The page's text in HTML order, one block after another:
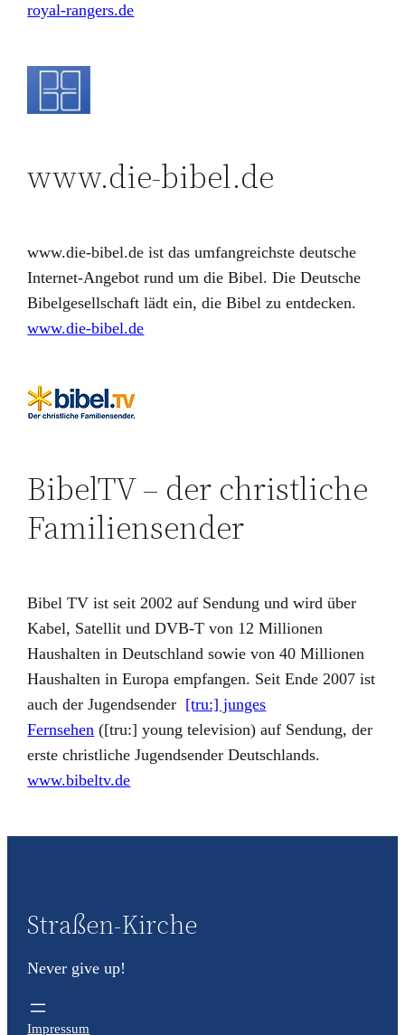
royal-rangers.de
www.die-bibel.de
www.die-bibel.de ist das umfangreichste deutsche
Internet-Angebot rund um die Bibel. Die Deutsche
Bibelgesellschaft lädt ein, die Bibel zu entdecken.
www.die-bibel.de
BibelTV – der christliche
Familiensender
Bibel TV ist seit 2002 auf Sendung und wird über
Kabel, Satellit und DVB-T von 12 Millionen
Haushalten in Deutschland sowie von 40 Millionen
Haushalten in Europa empfangen. Seit Ende 2007 ist
auch der Jugendsender [tru:] junges
Fernsehen ([tru:] young television) auf Sendung, der
erste christliche Jugendsender Deutschlands.
www.bibeltv.de
Straßen-Kirche
Never give up!
Impressum